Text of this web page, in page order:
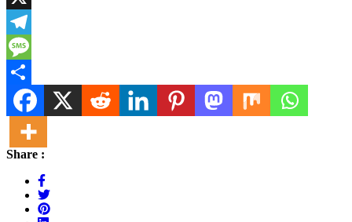
X
Telegram
Message
Share
Share :